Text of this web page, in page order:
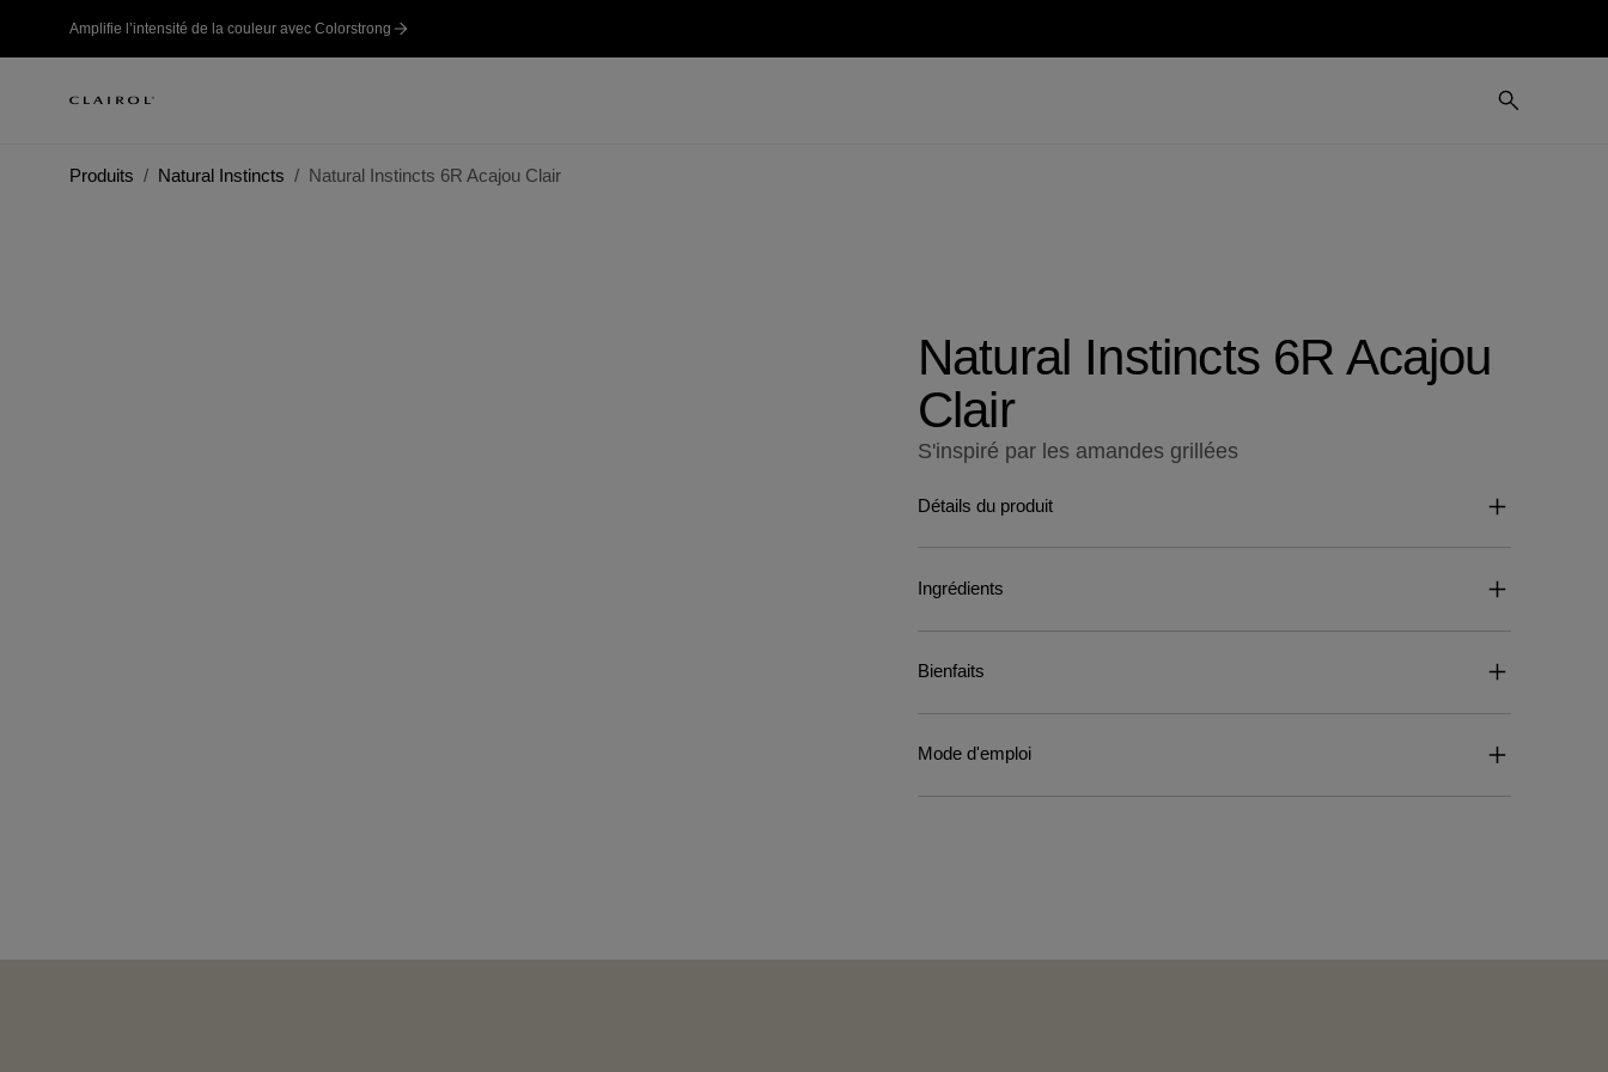
Amplifie l’intensité de la couleur avec Colorstrong
Produits Natural Instincts Natural Instincts 6R Acajou Clair
Natural Instincts 6R Acajou
Clair
S'inspiré par les amandes grillées
Détails du produit
Ingrédients
Bienfaits
Mode d'emploi